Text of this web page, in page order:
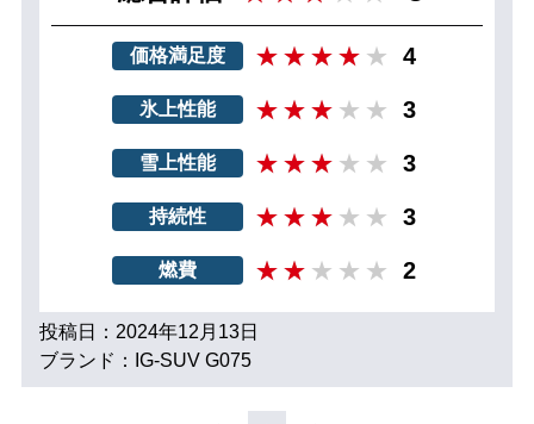
価格満足度 4
氷上性能 3
雪上性能 3
持続性 3
燃費 2
投稿日：2024年12月13日
ブランド：IG-SUV G075